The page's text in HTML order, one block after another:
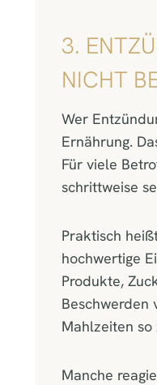
3.
NICHT
Wer
Ernährung.
Für viele
schrittweise
Praktisch
hochwertige
Produkte,
Beschwerden
Mahlzeiten
Manche